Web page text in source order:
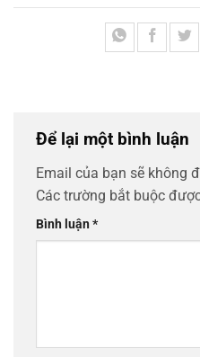
Để lại một bình luận
Email của bạn sẽ không
Các trường bắt buộc
Bình luận*